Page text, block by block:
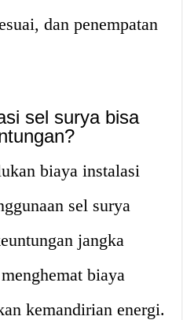
dan penempatan
sel surya bisa
biaya instalasi
sel surya
jangka
biaya
kemandirian energi.